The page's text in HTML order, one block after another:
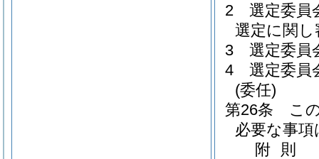
2
選定委員
選定に関
3
選定委員
4
選定委員
(委任)
第26条
こ
必要な事
附 則